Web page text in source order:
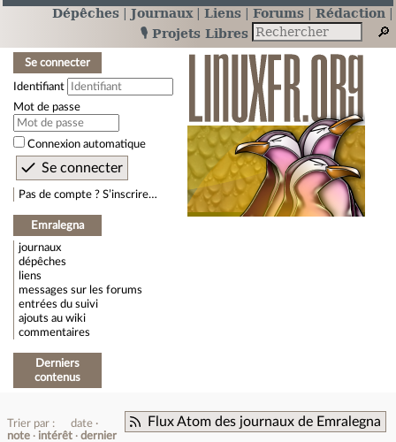
Dépêches Journaux Liens Forums
Rédaction
🎙️ Projets Libres
Se connecter
Identifiant
Mot de passe
Connexion automatique
Pas de compte ? S’inscrire…
Emralegna
journaux
dépêches
liens
messages sur les forums
entrées du suivi
ajouts au wiki
commentaires
Derniers
contenus
Flux Atom des journaux de Emralegna
Trier par :
date
note
intérêt
dernier